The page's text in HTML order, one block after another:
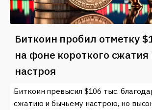
Биткоин пробил отметку
на фоне короткого
настроя
Биткоин превысил $106 тыс.
сжатию и бычьему настрою, но